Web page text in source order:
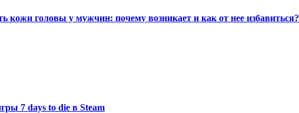
кожи головы у мужчин: почему возникает и как от нее избавиться?
7 days to die в Steam